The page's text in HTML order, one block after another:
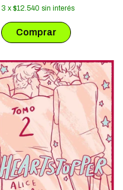
3 x $12.540 sin interés